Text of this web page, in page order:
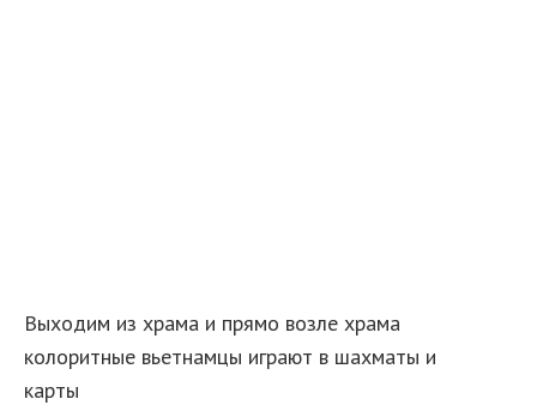
Выходим из храма и прямо возле храма
колоритные вьетнамцы играют в шахматы и
карты